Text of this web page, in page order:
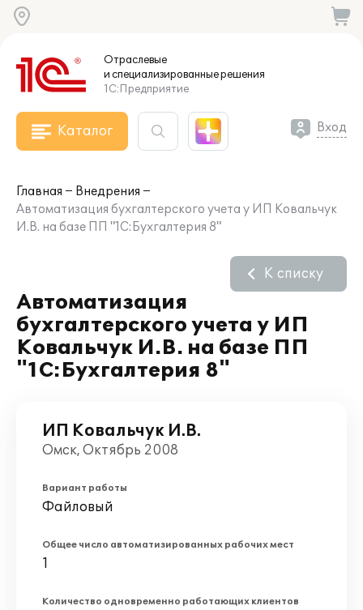
Отраслевые
и специализированныерешения
1С:Предприятие
Каталог Вход
Главная
Внедрения
Автоматизация бухгалтерского учета у ИП Ковальчук
И.В. на базе ПП "1С:Бухгалтерия 8"
Автоматизация
бухгалтерского учета у ИП
Ковальчук И.В. на базе ПП
"1С:Бухгалтерия 8"
К списку
ИП Ковальчук И.В.
Омск, Октябрь 2008
Вариант работы
Файловый
Общее число автоматизированных рабочих мест
1
Количество одновременно работающих клиентов